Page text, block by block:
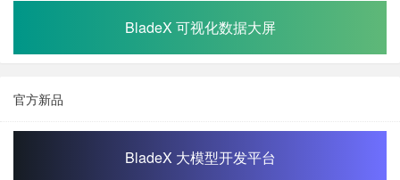
BladeX 可视化数据大屏
官方新品
BladeX 大模型开发平台